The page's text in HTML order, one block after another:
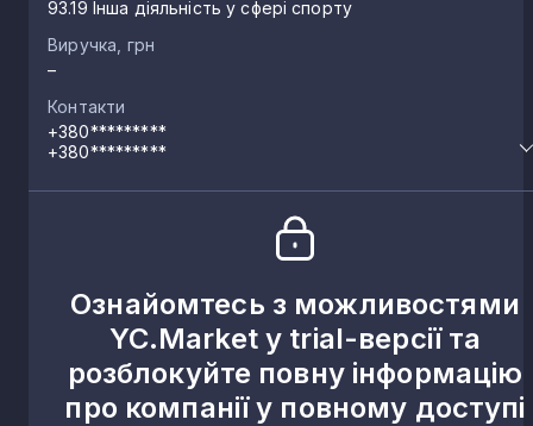
93.19 Інша діяльність у сфері спорту
Виручка, грн
–
Контакти
+380*********
+380*********
Ознайомтесь з можливостями
YC.Market у trial-версії та
розблокуйте повну інформацію
про компанії у повному доступі